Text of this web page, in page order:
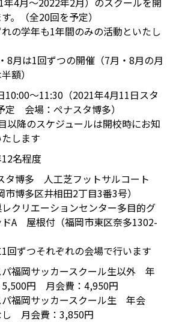
。（全20回を予定）
の学年も1年間のみの活動といたし
8月は1回ずつの開催（7月・8月の月
額）
10:00～11:30（2021年4月11日スタ
定 会場：ぺナスタ博多）
以降のスケジュールは開校時にお知
します
名程度
タ博多 人工芝フットサルコート
市博多区井相田2丁目3番3号）
クリエーションセンター多目的グ
ドA 屋根付（福岡市東区奈多1302-
回ずつそれぞれの会場で行います
パ福岡サッカースクール生以外 年
5,500円 月会費：4,950円
パ福岡サッカースクール生 年会
し 月会費：3,850円